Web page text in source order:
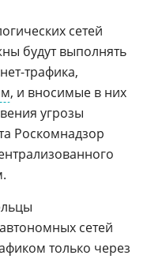
сетей
будут выполнять
трафика,
, и вносимые в них
угрозы
Роскомнадзор
сетей
только через